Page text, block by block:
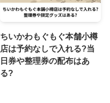
ちいかわもぐもぐ本舗小樽
店は予約なしで入れる?当
日券や整理券の配布はあ
る?